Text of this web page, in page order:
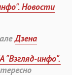
Новости
Дзена
"Взгляд-инфо".